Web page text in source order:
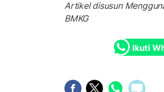
Artikel disusun
BMKG
Ikuti